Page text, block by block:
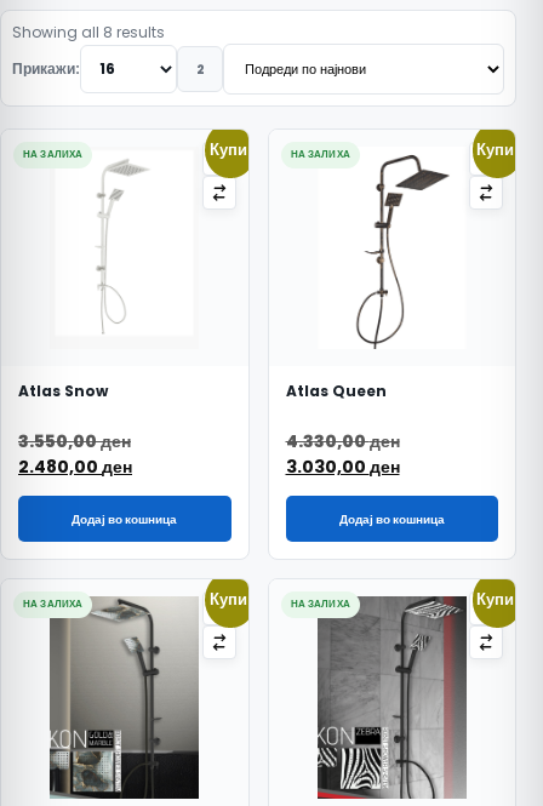
Showing all 8 results
Прикажи:
2
НА ЗАЛИХА Купи!
Atlas Snow
3.550,00денOriginal price was: 3.550,00 ден.
2.480,00 денCurrent price is: 2.480,00 ден.
Додај во кошница
НА ЗАЛИХА Купи!
Atlas Queen
4.330,00денOriginal price
3.030,00 денCurrent price
Додај во кошница
НА ЗАЛИХА Купи! НА ЗАЛИХА Купи!